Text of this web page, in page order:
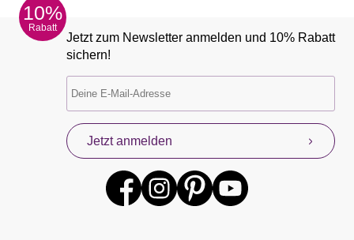
10%
Rabatt
Jetzt zum Newsletter anmelden und 10% Rabatt
sichern!
Jetzt anmelden